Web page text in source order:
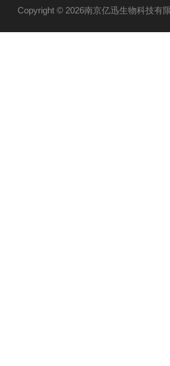
Copyright © 2026南京亿迅生物科技